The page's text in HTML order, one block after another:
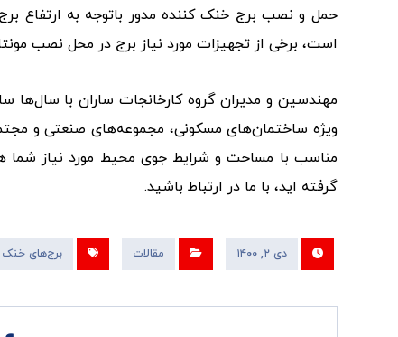
حمل و نصب برج خنک کننده مدور باتوجه به ارتفاع
است، برخی از تجهیزات مورد نیاز برج در محل نصب
مهندسین و مدیران گروه کارخانجات ساران با سال‌ها
ویژه ساختمان‌های مسکونی، مجموعه‌های صنعتی و
مناسب با مساحت و شرایط جوی محیط مورد نیاز شما
گرفته اید، با ما در ارتباط باشید.
دی ۲, ۱۴۰۰ مقالات برج‌های خنک